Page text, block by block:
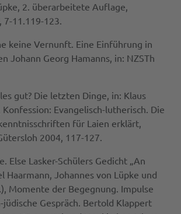
2. überarbeitete Auflage,
7-11.119-123.
keine Vernunft. Eine Einführung in
Johann Georg Hamanns, in: NZSTh
gut? Die letzten Dinge, in: Klaus
Evangelisch-lutherisch. Die
für Laien erklärt,
2004, 117-127.
Else Lasker-Schülers Gedicht „An
Haarmann, Johannes von Lüpke und
Momente der Begegnung. Impulse
Gespräch. Bertold Klappert